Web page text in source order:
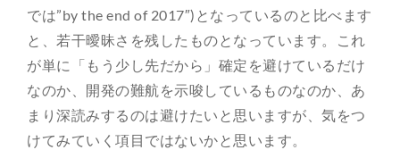
では”by the end of 2017″)となっているのと比べます
と、若干曖昧さを残したものとなっています。これ
が単に「もう少し先だから」確定を避けているだけ
なのか、開発の難航を示唆しているものなのか、あ
まり深読みするのは避けたいと思いますが、気をつ
けてみていく項目ではないかと思います。